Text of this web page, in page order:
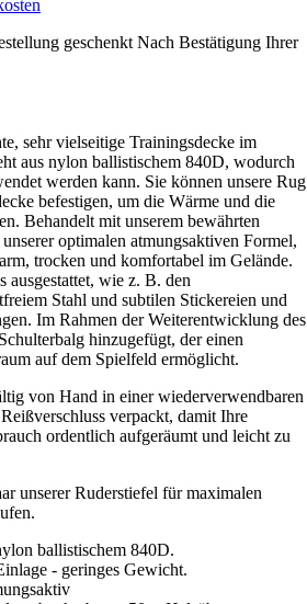
geschenkt Nach Bestätigung Ihrer
sehr vielseitige Trainingsdecke im
aus nylon ballistischem 840D, wodurch
werden kann. Sie können unsere Rug
befestigen, um die Wärme und die
Behandelt mit unserem bewährten
optimalen atmungsaktiven Formel,
trocken und komfortabel im Gelände.
ausgestattet, wie z. B. den
Stahl und subtilen Stickereien und
Im Rahmen der Weiterentwicklung des
hinzugefügt, der einen
auf dem Spielfeld ermöglicht.
von Hand in einer wiederverwendbaren
verpackt, damit Ihre
ordentlich aufgeräumt und leicht zu
unserer Ruderstiefel für maximalen
ballistischem 840D.
- geringes Gewicht.